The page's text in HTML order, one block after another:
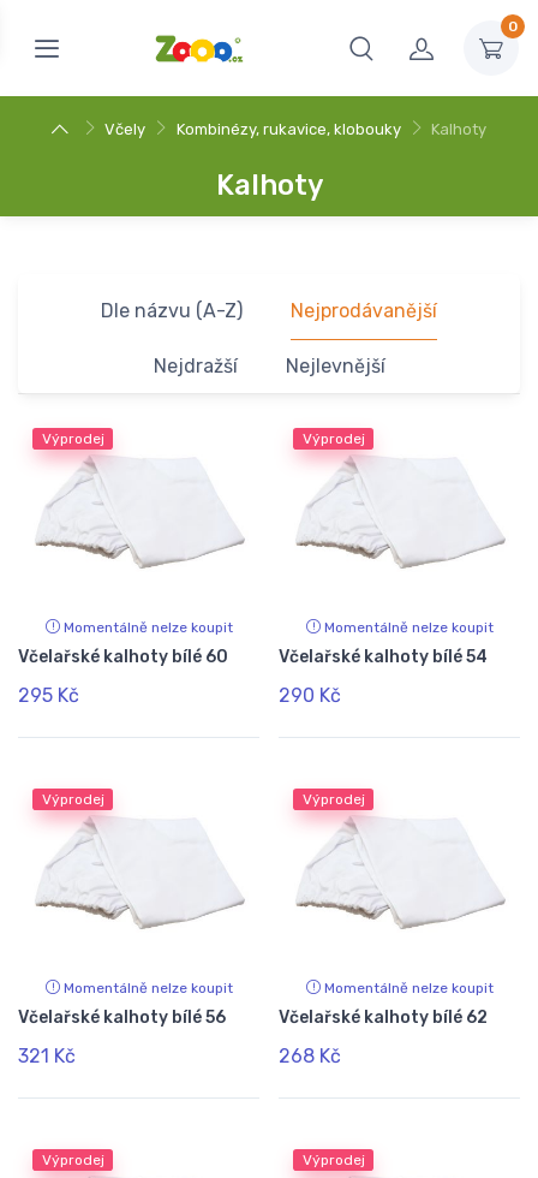
0
Včely Kombinézy, rukavice, klobouky Kalhoty
Kalhoty
Dle názvu (A-Z) Nejprodávanější
Nejdražší Nejlevnější
Výprodej
Momentálně nelze koupit
Včelařské kalhoty bílé 60
295 Kč
Výprodej
Momentálně nelze koupit
Včelařské kalhoty bílé 54
290 Kč
Výprodej
Momentálně nelze koupit
Včelařské kalhoty bílé 56
321 Kč
Výprodej
Momentálně nelze koupit
Včelařské kalhoty bílé 62
268 Kč
Výprodej Výprodej